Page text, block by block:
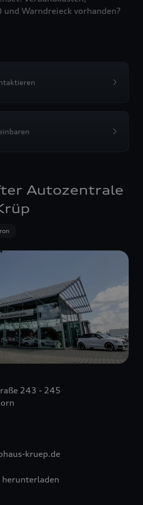
und Warndreieck vorhanden?
Autozentrale
243 - 245
kruep.de